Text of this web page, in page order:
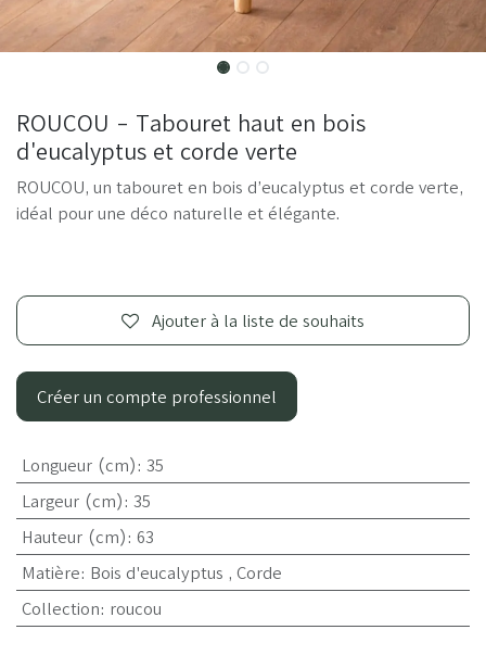
ROUCOU - Tabouret haut en bois
d'eucalyptus et corde verte
ROUCOU, un tabouret en bois d’eucalyptus et corde verte,
idéal pour une déco naturelle et élégante.
Ajouter à la liste de souhaits
Créer un compte professionnel
Longueur (cm): 35
Largeur (cm): 35
Hauteur (cm): 63
Matière: Bois d'eucalyptus , Corde
Collection: roucou